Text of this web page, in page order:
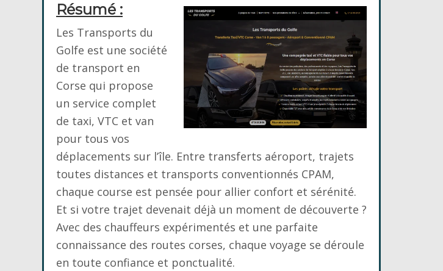
Résumé :
Les Transports du
Golfe est une société
de transport en
Corse qui propose
un service complet
de taxi, VTC et van
pour tous vos
déplacements sur l’île. Entre transferts aéroport, trajets
toutes distances et transports conventionnés CPAM,
chaque course est pensée pour allier confort et sérénité.
Et si votre trajet devenait déjà un moment de découverte ?
Avec des chauffeurs expérimentés et une parfaite
connaissance des routes corses, chaque voyage se déroule
en toute confiance et ponctualité.